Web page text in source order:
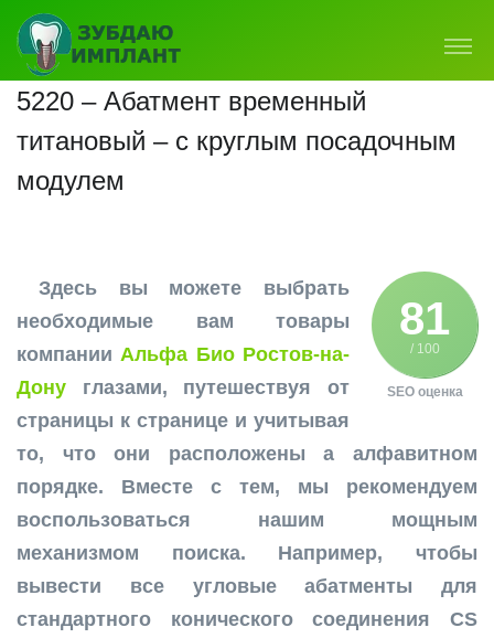
5220 – Абатмент временный
титановый – с круглым посадочным
модулем
81
/ 100
SEO оценка
Здесь вы можете выбрать
необходимые вам товары
компанииАльфа Био Ростов-на-
Дону глазами, путешествуя от
страницы к странице и учитывая
то, что они расположены а алфавитном
порядке. Вместе с тем, мы рекомендуем
воспользоваться нашим мощным
механизмом поиска. Например, чтобы
вывести все угловые абатменты для
стандартного конического соединения CS